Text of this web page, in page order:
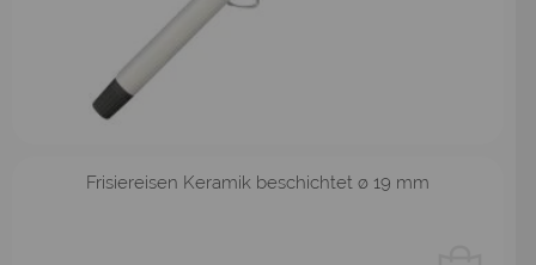
Frisiereisen Keramik beschichtet ø 19 mm